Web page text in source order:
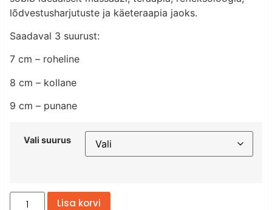
lõdvestusharjutuste ja käeteraapia jaoks.
Saadaval 3 suurust:
7 cm – roheline
8 cm – kollane
9 cm – punane
Vali suurus
Lisa korvi